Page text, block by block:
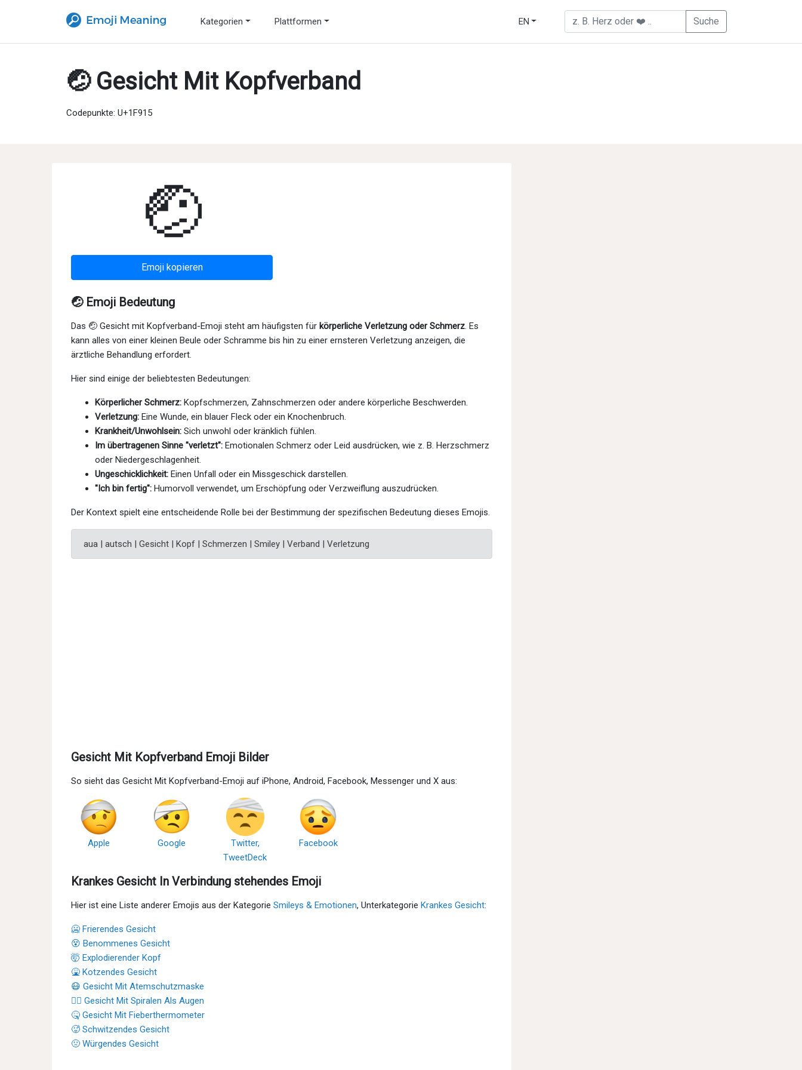
Kategorien Plattformen EN
🤕 Gesicht Mit Kopfverband
Codepunkte: U+1F915
🤕
Emoji kopieren
🤕 Emoji Bedeutung
Das 🤕 Gesicht mit Kopfverband-Emoji steht am häufigsten für körperliche Verletzung oder Schmerz. Es
kann alles von einer kleinen Beule oder Schramme bis hin zu einer ernsteren Verletzung anzeigen, die
ärztliche Behandlung erfordert.
Hier sind einige der beliebtesten Bedeutungen:
Körperlicher Schmerz: Kopfschmerzen, Zahnschmerzen oder andere körperliche Beschwerden.
Verletzung: Eine Wunde, ein blauer Fleck oder ein Knochenbruch.
Krankheit/Unwohlsein: Sich unwohl oder kränklich fühlen.
Im übertragenen Sinne "verletzt": Emotionalen Schmerz oder Leid ausdrücken, wie z. B. Herzschmerz
oder Niedergeschlagenheit.
Ungeschicklichkeit: Einen Unfall oder ein Missgeschick darstellen.
"Ich bin fertig": Humorvoll verwendet, um Erschöpfung oder Verzweiflung auszudrücken.
Der Kontext spielt eine entscheidende Rolle bei der Bestimmung der spezifischen Bedeutung dieses Emojis.
aua | autsch | Gesicht | Kopf | Schmerzen | Smiley | Verband | Verletzung
Gesicht Mit Kopfverband Emoji Bilder
So sieht das Gesicht Mit Kopfverband-Emoji auf iPhone, Android, Facebook, Messenger und X aus:
Apple Google
Twitter,
TweetDeck
Facebook
Krankes Gesicht In Verbindung stehendes Emoji
Hier ist eine Liste anderer Emojis aus der Kategorie Smileys & Emotionen, Unterkategorie Krankes Gesicht:
🥶 Frierendes Gesicht
😵 Benommenes Gesicht
🤯 Explodierender Kopf
🤮 Kotzendes Gesicht
😷 Gesicht Mit Atemschutzmaske
😵‍💫 Gesicht Mit Spiralen Als Augen
🤒 Gesicht Mit Fieberthermometer
🥵 Schwitzendes Gesicht
🤢 Würgendes Gesicht